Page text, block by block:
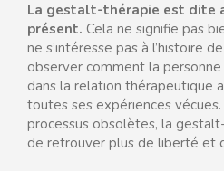
La gestalt-thérapie est dite
présent. Cela ne signifie pas
ne s’intéresse pas à l’histoire
observer comment la
dans la relation thérapeutique
toutes ses expériences vécues.
processus obsolètes, la
de retrouver plus de liberté et